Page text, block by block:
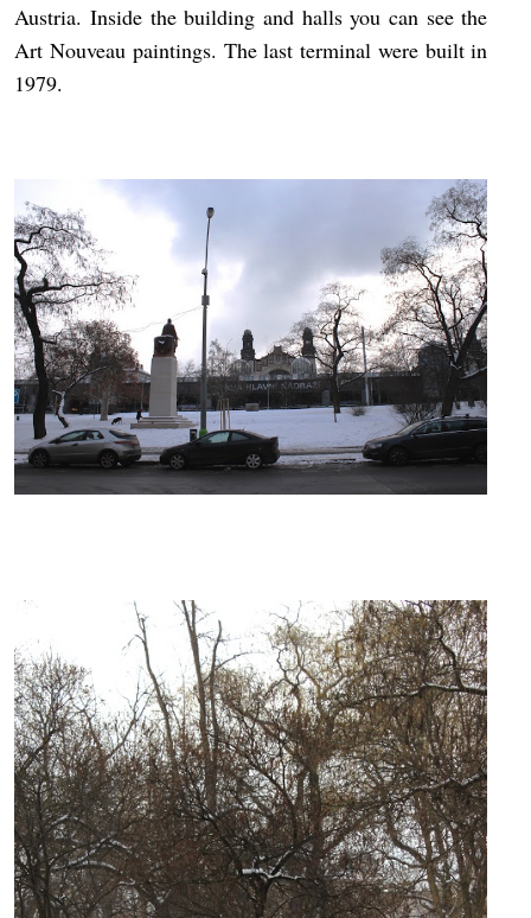
Austria. Inside the building and halls you can see the
Art Nouveau paintings. The last terminal were built in
1979.